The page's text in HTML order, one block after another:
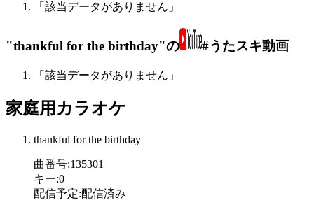
「該当データがありません」
"thankful for the birthday"の #うたスキ動画
「該当データがありません」
家庭用カラオケ
thankful for the birthday
曲番号:135301
キー:0
配信予定:配信済み